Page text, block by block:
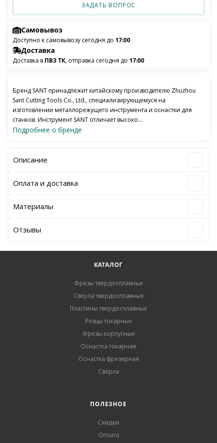
ЗАДАТЬ ВОПРОС
Самовывоз
Доступно к самовывозу сегодня до 17:00
Доставка
Доставка в ПВЗ ТК, отправка сегодня до 17:00
Бренд SANT принадлежит китайскому производителю Zhuzhou
Sant Cutting Tools Co., Ltd., специализирующемуся на
изготовлении металлорежущего инструмента и оснастки для
станков. Инструмент SANT отличает высоко...
Подробнее о бренде
Описание
Оплата и доставка
Материалы
Отзывы
КАТАЛОГ
Фрезы твердосплавные
Сверла твердосплавные
Пластины твердосплавные
Резцы токарные
Фрезы корпусные
Оснастка токарная
Оснастка фрезерная
Сверла
ПОЛЕЗНОЕ
Скидки
Оплата